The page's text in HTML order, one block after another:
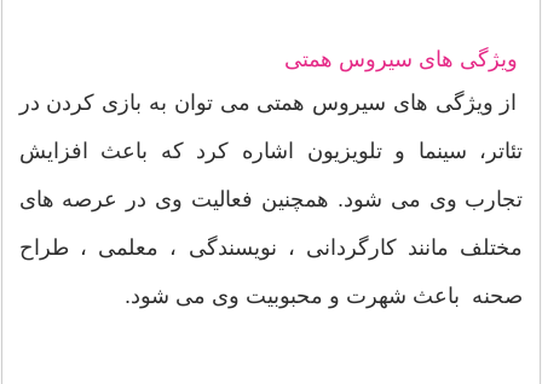
ویژگی های سیروس همتی
از ویژگی‌ های سیروس همتی می‌ توان به بازی کردن در
تئاتر، سینما و تلویزیون اشاره کرد که باعث افزایش
تجارب وی می‌ شود. همچنین فعالیت وی در عرصه های
مختلف مانند کارگردانی ، نویسندگی ، معلمی ، طراح
صحنه باعث شهرت و محبوبیت وی می شود.